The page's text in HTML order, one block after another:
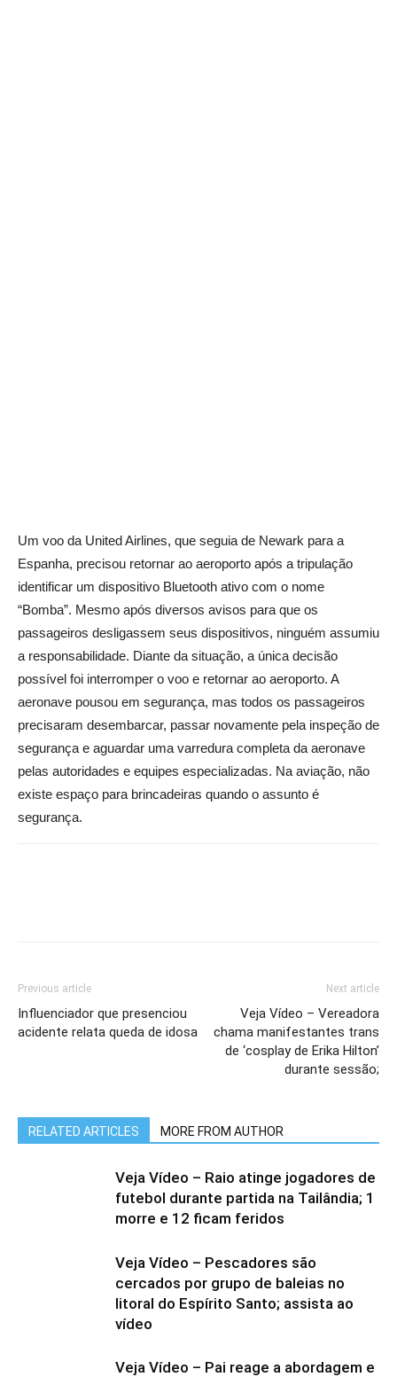
Um voo da United Airlines, que seguia de Newark para a
Espanha, precisou retornar ao aeroporto após a tripulação
identificar um dispositivo Bluetooth ativo com o nome
“Bomba”. Mesmo após diversos avisos para que os
passageiros desligassem seus dispositivos, ninguém assumiu
a responsabilidade. Diante da situação, a única decisão
possível foi interromper o voo e retornar ao aeroporto. A
aeronave pousou em segurança, mas todos os passageiros
precisaram desembarcar, passar novamente pela inspeção de
segurança e aguardar uma varredura completa da aeronave
pelas autoridades e equipes especializadas. Na aviação, não
existe espaço para brincadeiras quando o assunto é
segurança.
Previous article
Influenciador que presenciou
acidente relata queda de idosa
Next article
Veja Vídeo – Vereadora
chama manifestantes trans
de ‘cosplay de Erika Hilton’
durante sessão;
RELATED ARTICLES MORE FROM AUTHOR
Veja Vídeo – Raio atinge jogadores de
futebol durante partida na Tailândia; 1
morre e 12 ficam feridos
Veja Vídeo – Pescadores são
cercados por grupo de baleias no
litoral do Espírito Santo; assista ao
vídeo
Veja Vídeo – Pai reage a abordagem e